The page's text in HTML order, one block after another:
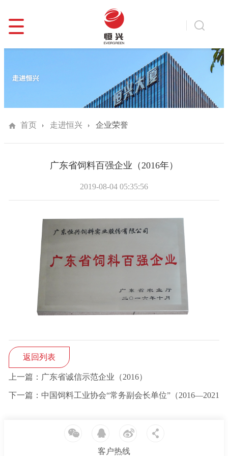
首页 走进恒兴 企业荣誉
广东省饲料百强企业（2016年）
2019-08-04 05:35:56
返回列表
上一篇：广东省诚信示范企业（2016）
下一篇：中国饲料工业协会“常务副会长单位”（2016—2021）
客户热线